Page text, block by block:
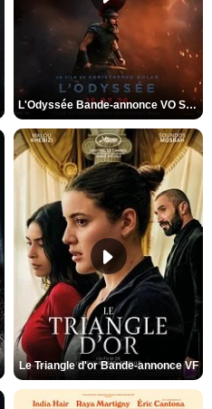
L'Odyssée Bande-annonce VO STFR
Le Triangle d'or Bande-annonce VF